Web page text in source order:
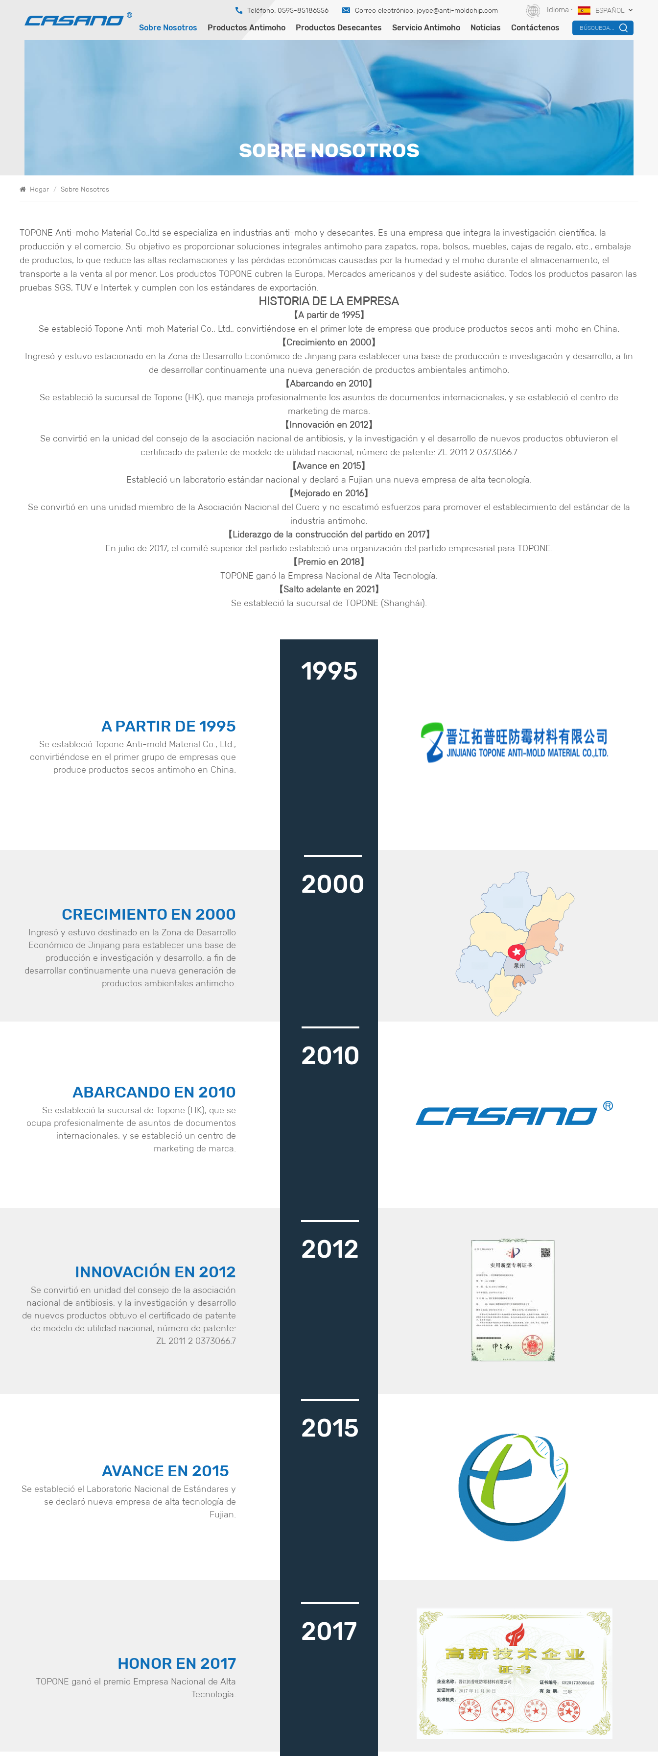
Teléfono: 0595-85186556 Correo electrónico: joyce@anti-moldchip.com Idioma : ESPAÑOL
Sobre Nosotros Productos Antimoho Productos Desecantes Servicio Antimoho Noticias Contáctenos BÚSQUEDA...
SOBRE NOSOTROS
Hogar / Sobre Nosotros
TOPONE Anti-moho Material Co.,ltd se especializa en industrias anti-moho y desecantes. Es una empresa que integra la investigación científica, la
producción y el comercio. Su objetivo es proporcionar soluciones integrales antimoho para zapatos, ropa, bolsos, muebles, cajas de regalo, etc., embalaje
de productos, lo que reduce las altas reclamaciones y las pérdidas económicas causadas por la humedad y el moho durante el almacenamiento, el
transporte a la venta al por menor. Los productos TOPONE cubren la Europa, Mercados americanos y del sudeste asiático. Todos los productos pasaron las
pruebas SGS, TUV e Intertek y cumplen con los estándares de exportación.
HISTORIA DE LA EMPRESA
【A partir de 1995】
Se estableció Topone Anti-moh Material Co., Ltd., convirtiéndose en el primer lote de empresa que produce productos secos anti-moho en China.
【Crecimiento en 2000】
Ingresó y estuvo estacionado en la Zona de Desarrollo Económico de Jinjiang para establecer una base de producción e investigación y desarrollo, a fin
de desarrollar continuamente una nueva generación de productos ambientales antimoho.
【Abarcando en 2010】
Se estableció la sucursal de Topone (HK), que maneja profesionalmente los asuntos de documentos internacionales, y se estableció el centro de
marketing de marca.
【Innovación en 2012】
Se convirtió en la unidad del consejo de la asociación nacional de antibiosis, y la investigación y el desarrollo de nuevos productos obtuvieron el
certificado de patente de modelo de utilidad nacional, número de patente: ZL 2011 2 0373066.7
【Avance en 2015】
Estableció un laboratorio estándar nacional y declaró a Fujian una nueva empresa de alta tecnología.
【Mejorado en 2016】
Se convirtió en una unidad miembro de la Asociación Nacional del Cuero y no escatimó esfuerzos para promover el establecimiento del estándar de la
industria antimoho.
【Liderazgo de la construcción del partido en 2017】
En julio de 2017, el comité superior del partido estableció una organización del partido empresarial para TOPONE.
【Premio en 2018】
TOPONE ganó la Empresa Nacional de Alta Tecnología.
【Salto adelante en 2021】
Se estableció la sucursal de TOPONE (Shanghái).
1995
A PARTIR DE 1995
Se estableció Topone Anti-mold Material Co., Ltd.,
convirtiéndose en el primer grupo de empresas que
produce productos secos antimoho en China.
2000
CRECIMIENTO EN 2000
Ingresó y estuvo destinado en la Zona de Desarrollo
Económico de Jinjiang para establecer una base de
producción e investigación y desarrollo, a fin de
desarrollar continuamente una nueva generación de
productos ambientales antimoho.
2010
ABARCANDO EN 2010
Se estableció la sucursal de Topone (HK), que se
ocupa profesionalmente de asuntos de documentos
internacionales, y se estableció un centro de
marketing de marca.
2012
INNOVACIÓN EN 2012
Se convirtió en unidad del consejo de la asociación
nacional de antibiosis, y la investigación y desarrollo
de nuevos productos obtuvo el certificado de patente
de modelo de utilidad nacional, número de patente:
ZL 2011 2 0373066.7
2015
AVANCE EN 2015
Se estableció el Laboratorio Nacional de Estándares y
se declaró nueva empresa de alta tecnología de
Fujian.
2017
HONOR EN 2017
TOPONE ganó el premio Empresa Nacional de Alta
Tecnología.